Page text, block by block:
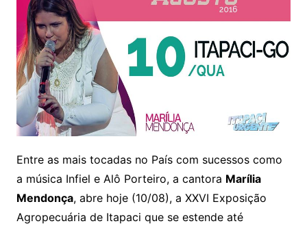
Entre as mais tocadas no País com sucessos como
a música Infiel e Alô Porteiro, a cantora Marília
Mendonça, abre hoje (10/08), a XXVI Exposição
Agropecuária de Itapaci que se estende até